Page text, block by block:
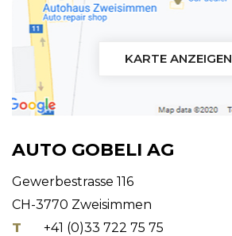
KARTE ANZEIGEN
AUTO GOBELI AG
Gewerbestrasse 116
CH-3770 Zweisimmen
T
+41 (0)33 722 75 75